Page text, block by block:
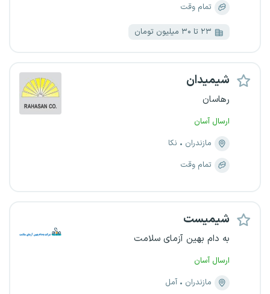
تمام وقت
۲۳ تا ۳۰ میلیون تومان
شیمیدان
رهاسان
ارسال آسان
مازندران
نکا
تمام وقت
شیمیست
به دام بهین آزمای سلامت
ارسال آسان
مازندران
آمل